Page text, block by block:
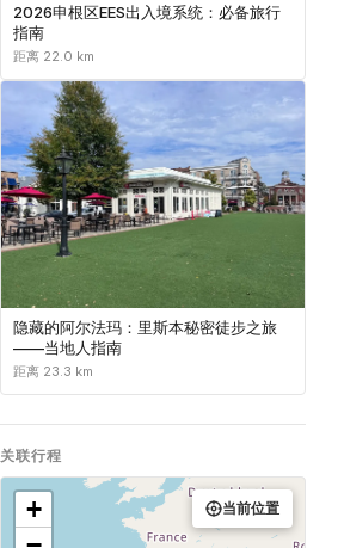
2026申根区EES出入境系统：必备旅行
指南
距离 22.0 km
隐藏的阿尔法玛：里斯本秘密徒步之旅
——当地人指南
距离 23.3 km
关联行程
+
当前位置